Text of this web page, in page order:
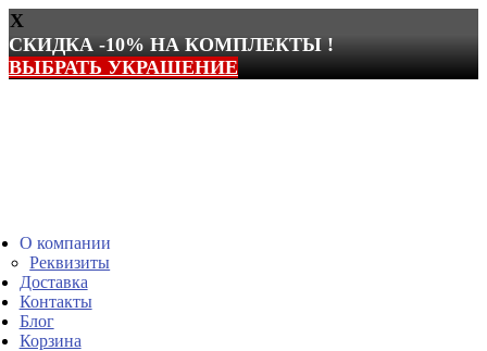
X
СКИДКА -10% НА КОМПЛЕКТЫ !
ВЫБРАТЬ УКРАШЕНИЕ
О компании
Реквизиты
Доставка
Контакты
Блог
Корзина